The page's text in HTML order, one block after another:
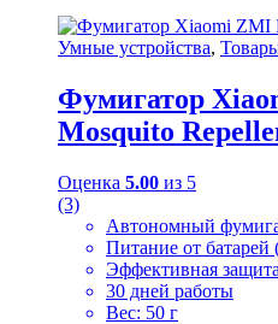
Умные устройства,
Фумигатор
Mosquito
Оценка 5.00 из 5
(3)
Автономный
Питание от
Эффективная защита
30 дней работы
Вес: 50 г